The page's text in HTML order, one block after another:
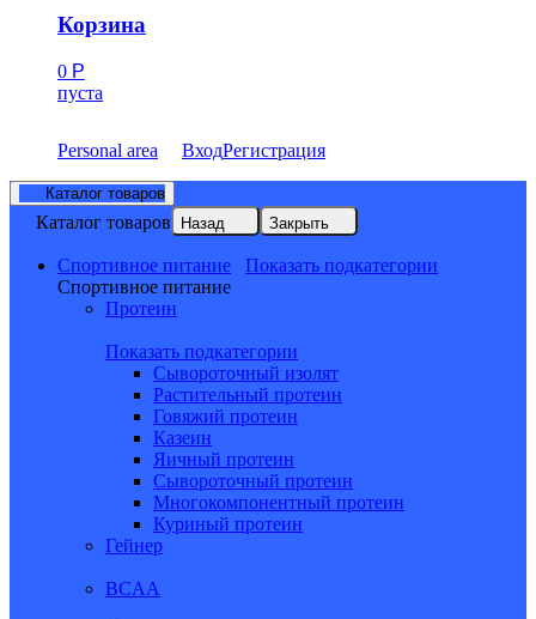
Корзина
0 Р
пуста
Personal area ВходРегистрация
Каталог товаров
Каталог товаров Назад Закрыть
Спортивное питание
Показать подкатегории
Спортивное питание
Протеин
Показать подкатегории
Сывороточный изолят
Растительный протеин
Говяжий протеин
Казеин
Яичный протеин
Сывороточный протеин
Многокомпонентный протеин
Куриный протеин
Гейнер
BCAA